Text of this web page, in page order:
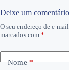
Deixe um comentário
O seu endereço de e-
marcados com *
Nome*